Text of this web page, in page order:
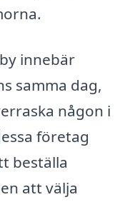
innebär
samma dag,
någon i
företag
beställa
att välja